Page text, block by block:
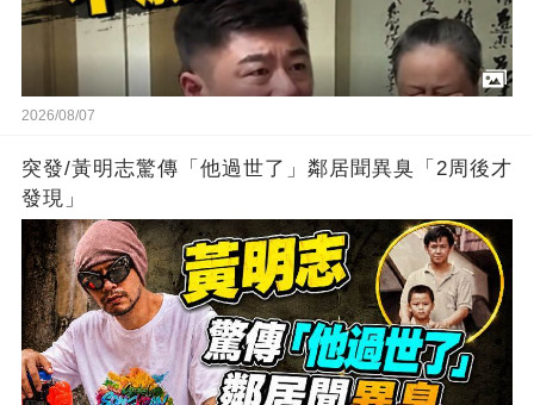
2026/08/07
突發/黃明志驚傳「他過世了」鄰居聞異臭「2周後才
發現」